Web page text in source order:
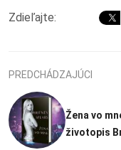
Zdieľajte:
PREDCHÁDZAJÚCI
Žena vo
životopis